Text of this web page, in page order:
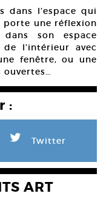
dans l’espace qui
porte une réflexion
son espace
l’intérieur avec
fenêtre, ou une
:
L Twitter
ART